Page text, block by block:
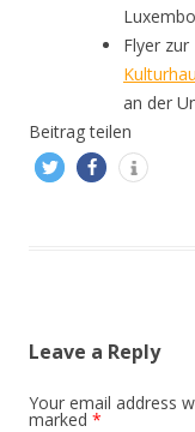
Flyer zur
an der
Beitrag teilen
Leave a Reply
Your email address
marked *